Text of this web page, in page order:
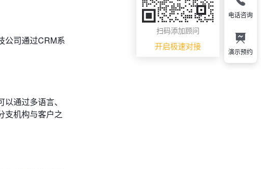
公司通过CRM系
通过多语言、
支机构与客户之
扫码添加顾问
开启极速对接
电话咨询
演示预约